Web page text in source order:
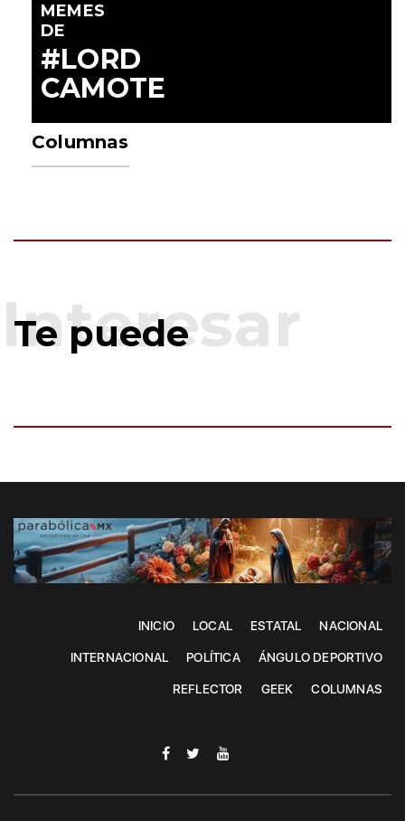
MEMES
DE
#LORD
CAMOTE
Columnas
Te puede
INICIO LOCAL ESTATAL NACIONAL
INTERNACIONAL POLÍTICA ÁNGULO DEPORTIVO
REFLECTOR GEEK COLUMNAS